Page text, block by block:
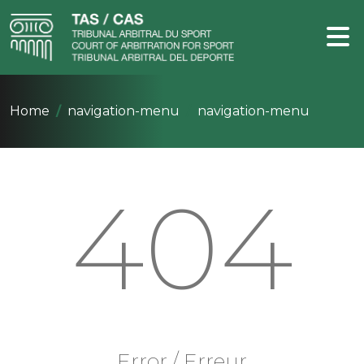
Home navigation-menu navigation-menu
404